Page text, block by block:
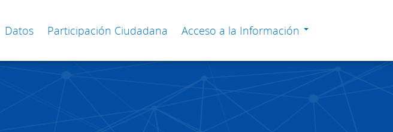
Datos Participación Ciudadana Acceso a la Información